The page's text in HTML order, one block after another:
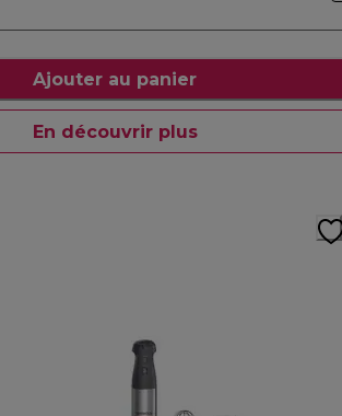
Ajouter au panier
En découvrir plus